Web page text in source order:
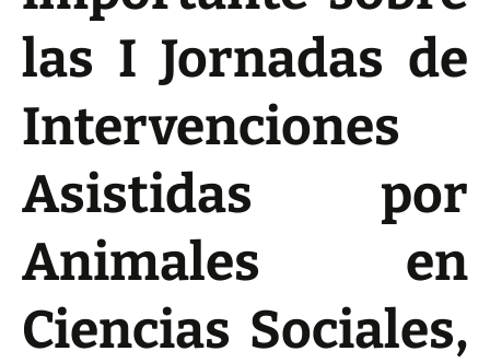
las I Jornadas de
Intervenciones
Asistidas por
Animales en
Ciencias Sociales,